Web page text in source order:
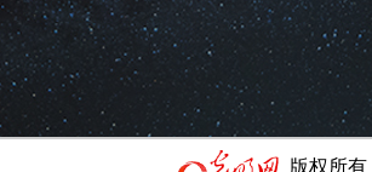
版权所有